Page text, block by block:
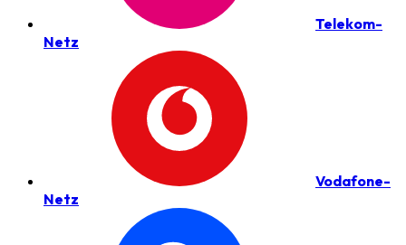
Telekom-
Netz
Vodafone-
Netz